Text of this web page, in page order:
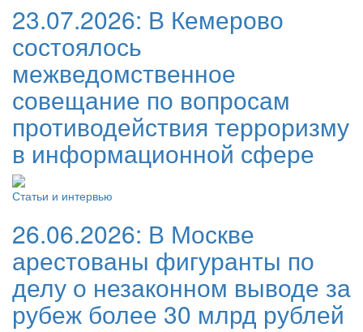
23.07.2026: В Кемерово
состоялось
межведомственное
совещание по вопросам
противодействия терроризму
в информационной сфере
Статьи и интервью
26.06.2026: В Москве
арестованы фигуранты по
делу о незаконном выводе за
рубеж более 30 млрд рублей